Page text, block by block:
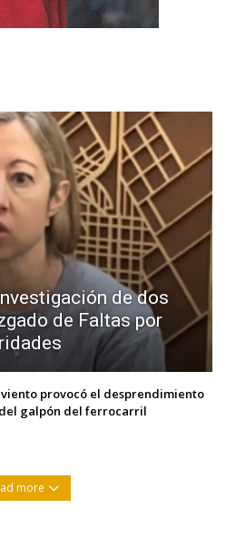
de dos
de Faltas por
provocó el desprendimiento
galpón del ferrocarril
more